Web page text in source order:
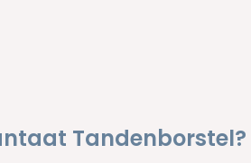
Tandenborstel?